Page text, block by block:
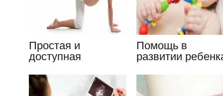
Простая и
доступная
беременных: 2
триместр
Помощь в
развитии